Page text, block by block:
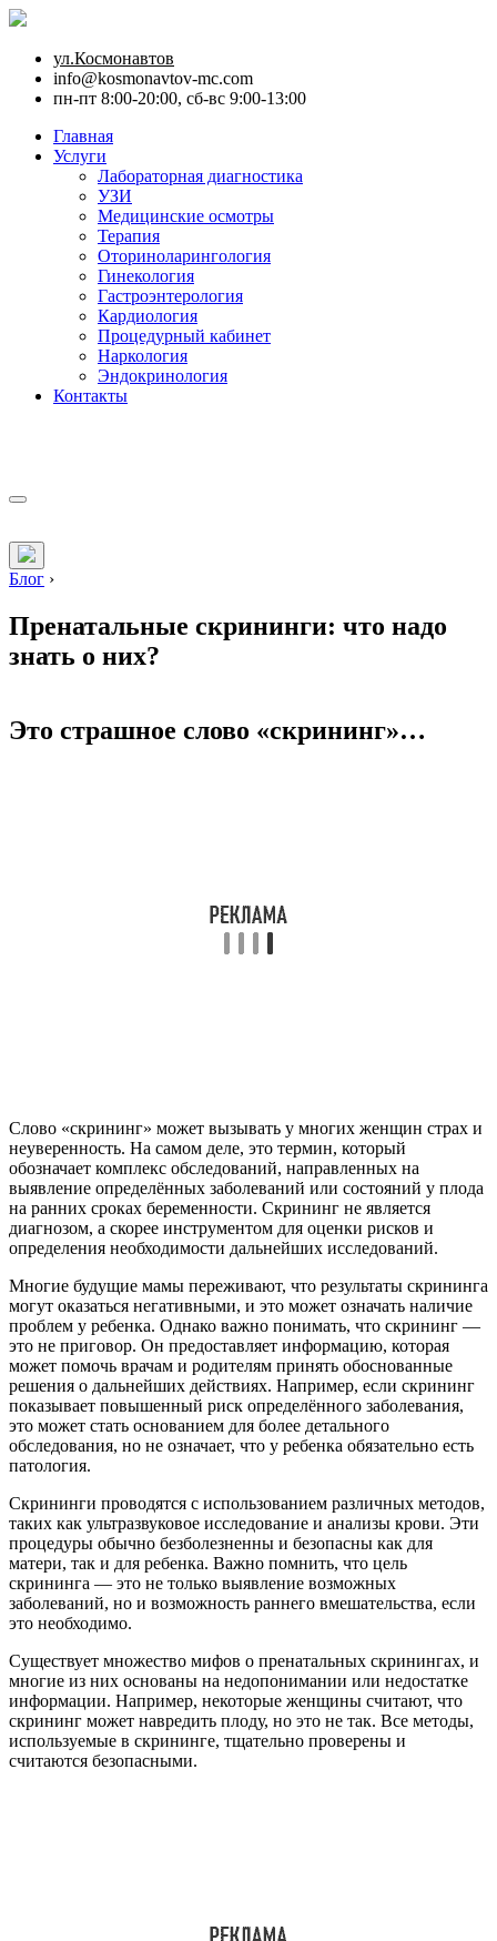
ул.Космонавтов
info@kosmonavtov-mc.com
пн-пт 8:00-20:00, сб-вс 9:00-13:00
Главная
Услуги
Лабораторная диагностика
УЗИ
Медицинские осмотры
Терапия
Оториноларингология
Гинекология
Гастроэнтерология
Кардиология
Процедурный кабинет
Наркология
Эндокринология
Контакты
Блог ›
Пренатальные скрининги: что надо
знать о них?
Это страшное слово «скрининг»…
Слово «скрининг» может вызывать у многих женщин страх и
неуверенность. На самом деле, это термин, который
обозначает комплекс обследований, направленных на
выявление определённых заболеваний или состояний у плода
на ранних сроках беременности. Скрининг не является
диагнозом, а скорее инструментом для оценки рисков и
определения необходимости дальнейших исследований.
Многие будущие мамы переживают, что результаты скрининга
могут оказаться негативными, и это может означать наличие
проблем у ребенка. Однако важно понимать, что скрининг —
это не приговор. Он предоставляет информацию, которая
может помочь врачам и родителям принять обоснованные
решения о дальнейших действиях. Например, если скрининг
показывает повышенный риск определённого заболевания,
это может стать основанием для более детального
обследования, но не означает, что у ребенка обязательно есть
патология.
Скрининги проводятся с использованием различных методов,
таких как ультразвуковое исследование и анализы крови. Эти
процедуры обычно безболезненны и безопасны как для
матери, так и для ребенка. Важно помнить, что цель
скрининга — это не только выявление возможных
заболеваний, но и возможность раннего вмешательства, если
это необходимо.
Существует множество мифов о пренатальных скринингах, и
многие из них основаны на недопонимании или недостатке
информации. Например, некоторые женщины считают, что
скрининг может навредить плоду, но это не так. Все методы,
используемые в скрининге, тщательно проверены и
считаются безопасными.